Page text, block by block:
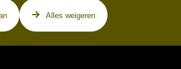
Alles weigeren